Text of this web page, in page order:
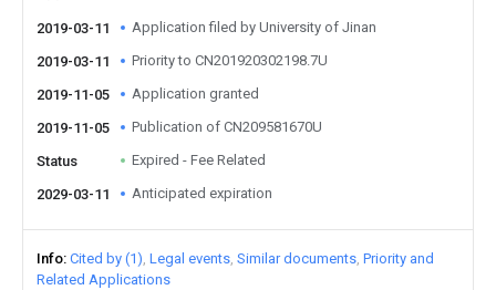
2019-03-11 Application filed by University of Jinan
2019-03-11 Priority to CN201920302198.7U
2019-11-05 Application granted
2019-11-05 Publication of CN209581670U
Status Expired - Fee Related
2029-03-11 Anticipated expiration
Info Cited by (1) Legal events Similar documents Priority and
Related Applications